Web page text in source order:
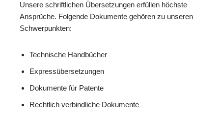
Unsere schriftlichen Übersetzungen erfüllen höchste
Ansprüche. Folgende Dokumente gehören zu unseren
Schwerpunkten:
Technische Handbücher
Expressübersetzungen
Dokumente für Patente
Rechtlich verbindliche Dokumente